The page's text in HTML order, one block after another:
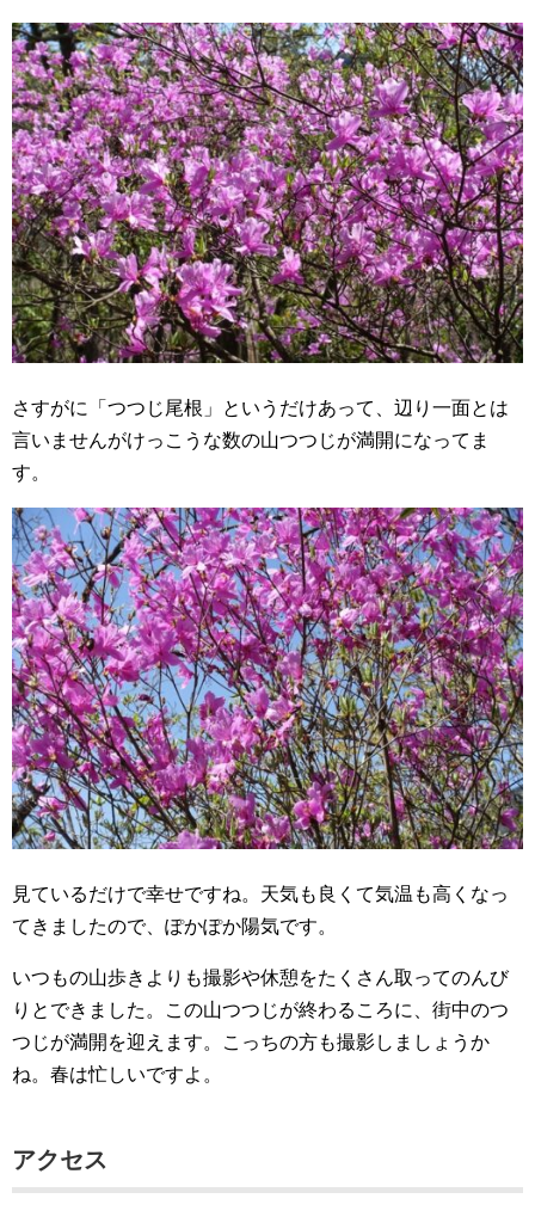
さすがに「つつじ尾根」というだけあって、辺り一面とは
言いませんがけっこうな数の山つつじが満開になってま
す。
見ているだけで幸せですね。天気も良くて気温も高くなっ
てきましたので、ぽかぽか陽気です。
いつもの山歩きよりも撮影や休憩をたくさん取ってのんび
りとできました。この山つつじが終わるころに、街中のつ
つじが満開を迎えます。こっちの方も撮影しましょうか
ね。春は忙しいですよ。
アクセス